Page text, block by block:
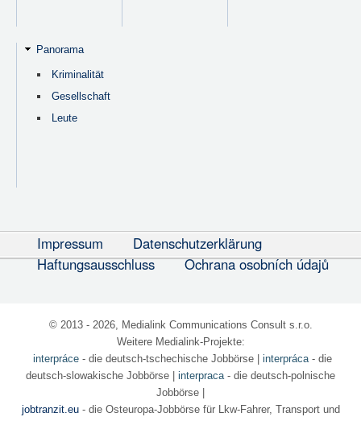
Panorama
Kriminalität
Gesellschaft
Leute
Impressum
Datenschutzerklärung
Haftungsausschluss
Ochrana osobních údajů
© 2013 - 2026, Medialink Communications Consult s.r.o.
Weitere Medialink-Projekte:
interpráce- die deutsch-tschechische Jobbörse| interpráca- die
deutsch-slowakische Jobbörse | interpraca- die deutsch-polnische
Jobbörse |
jobtranzit.eu- die Osteuropa-Jobbörse für Lkw-Fahrer, Transport und